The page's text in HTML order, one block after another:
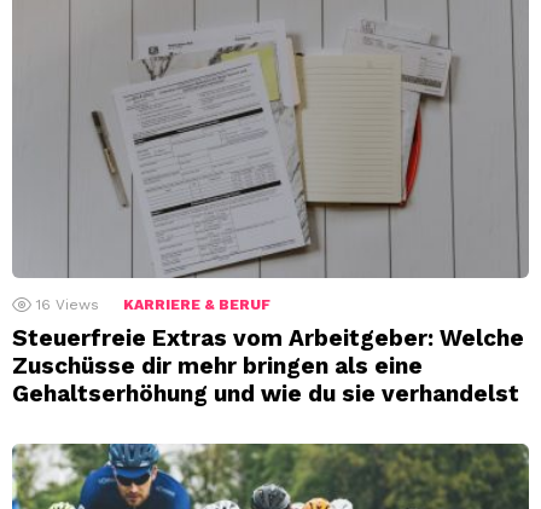
16 Views KARRIERE & BERUF
Steuerfreie Extras vom Arbeitgeber: Welche
Zuschüsse dir mehr bringen als eine
Gehaltserhöhung und wie du sie verhandelst